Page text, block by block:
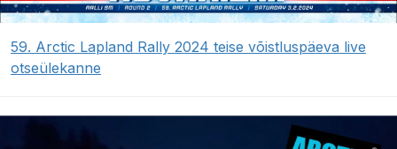
59. Arctic Lapland Rally 2024 teise võistluspäeva live
otseülekanne